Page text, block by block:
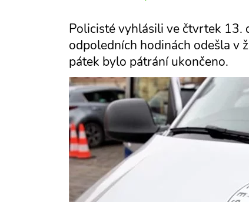
Policisté vyhlásili ve čtvrtek 13.
odpoledních hodinách odešla v
pátek bylo pátrání ukončeno.